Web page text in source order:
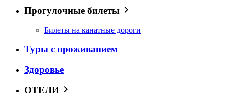
Прогулочные билеты
Билеты на канатные дороги
Туры с проживанием
Здоровье
ОТЕЛИ